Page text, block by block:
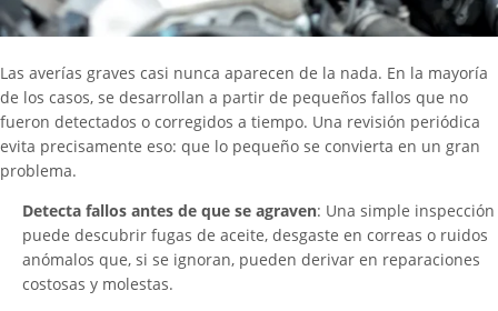
Las averías graves casi nunca aparecen de la nada. En la mayoría
de los casos, se desarrollan a partir de pequeños fallos que no
fueron detectados o corregidos a tiempo. Una revisión periódica
evita precisamente eso: que lo pequeño se convierta en un gran
problema.
Detecta fallos antes de que se agraven: Una simple inspección
puede descubrir fugas de aceite, desgaste en correas o ruidos
anómalos que, si se ignoran, pueden derivar en reparaciones
costosas y molestas.